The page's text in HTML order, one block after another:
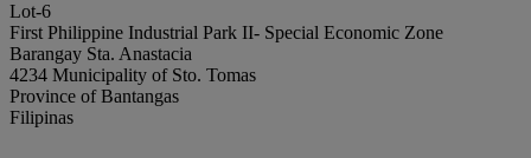
Lot-6
First Philippine Industrial Park II- Special Economic Zone
Barangay Sta. Anastacia
4234 Municipality of Sto. Tomas
Province of Bantangas
Filipinas